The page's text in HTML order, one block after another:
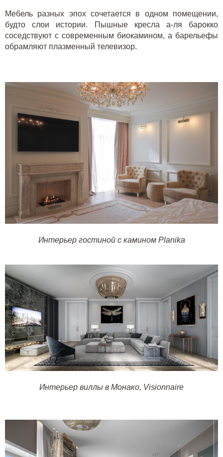
Мебель разных эпох сочетается в одном помещении,
будто слои истории. Пышные кресла а-ля барокко
соседствуют с современным биокамином, а барельефы
обрамляют плазменный телевизор.
Интерьер гостиной с камином Planika
Интерьер виллы в Монако, Visionnaire